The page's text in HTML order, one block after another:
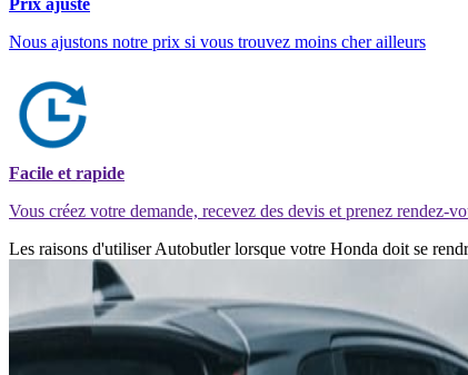
Nous ajustons notre prix si vous trouvez moins cher ailleurs
Facile et rapide
Vous créez votre demande, recevez des devis et prenez rendez-
Les raisons d'utiliser Autobutler lorsque votre Honda doit se